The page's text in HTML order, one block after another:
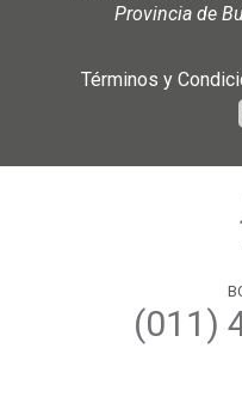
Provincia de
Términos y
(011)